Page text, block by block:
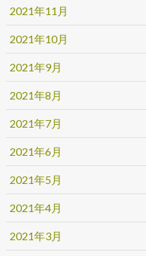
2021年11月
2021年10月
2021年9月
2021年8月
2021年7月
2021年6月
2021年5月
2021年4月
2021年3月